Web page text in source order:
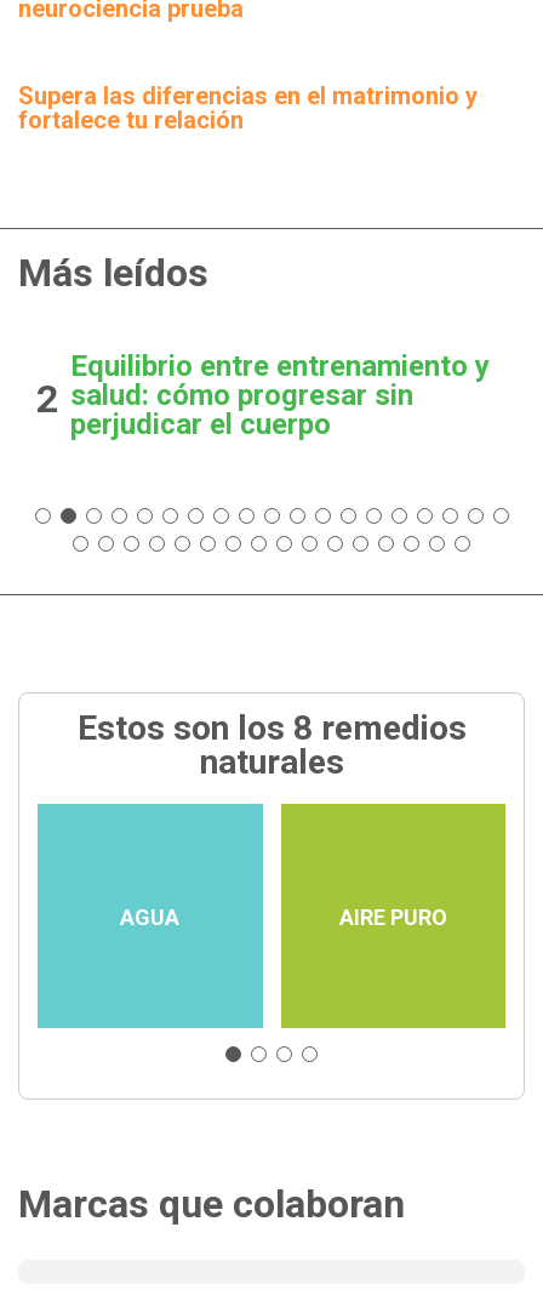
neurociencia prueba
Supera las diferencias en el matrimonio y
fortalece tu relación
Más leídos
2
Equilibrio entre entrenamiento y
salud: cómo progresar sin
perjudicar el cuerpo
Estos son los 8 remedios
naturales
AGUA AIRE PURO
Marcas que colaboran